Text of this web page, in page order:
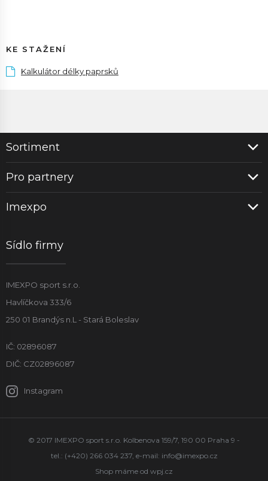
KE STAŽENÍ
Kalkulátor délky paprsků
Sortiment
Pro partnery
Imexpo
Sídlo firmy
IMEXPO sport s.r.o.
Havlíčkova 333/6
250 01 Brandýs n.L - Stará Boleslav
IČ: 02896087
DIČ: CZ02896087
Instagram
© 2017 IMEXPO sport s.r.o. Kolbenova 159/7, 190 00 Praha 9 -
tel.: (+420) 266 034 237, e-mail: info@imexpo.cz
Shop máme od wpj.cz